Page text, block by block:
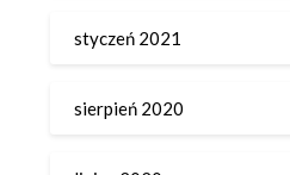
styczeń 2021
sierpień 2020